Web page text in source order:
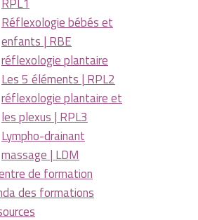
Réflexologie bébés et
enfants | RBE
réflexologie plantaire
Les 5 éléments | RPL2
réflexologie plantaire et
les plexus | RPL3
Lympho-drainant
massage | LDM
de formation
des formations